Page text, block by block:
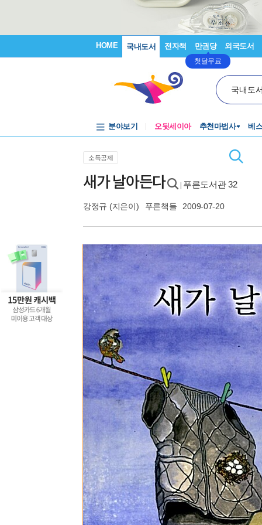
HOME 국내도서 전자책 만권당
첫달무료
외국도서
국내도
분야보기 오뒷세이아 추천마법사 베
소득공제
새가 날아든다 푸른도서관 32
강정규 (지은이) 푸른책들 2009-07-20